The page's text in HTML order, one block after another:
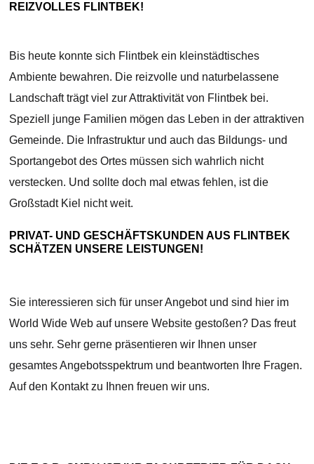
REIZVOLLES FLINTBEK!
Bis heute konnte sich Flintbek ein kleinstädtisches
Ambiente bewahren. Die reizvolle und naturbelassene
Landschaft trägt viel zur Attraktivität von Flintbek bei.
Speziell junge Familien mögen das Leben in der attraktiven
Gemeinde. Die Infrastruktur und auch das Bildungs- und
Sportangebot des Ortes müssen sich wahrlich nicht
verstecken. Und sollte doch mal etwas fehlen, ist die
Großstadt Kiel nicht weit.
PRIVAT- UND GESCHÄFTSKUNDEN AUS FLINTBEK
SCHÄTZEN UNSERE LEISTUNGEN!
Sie interessieren sich für unser Angebot und sind hier im
World Wide Web auf unsere Website gestoßen? Das freut
uns sehr. Sehr gerne präsentieren wir Ihnen unser
gesamtes Angebotsspektrum und beantworten Ihre Fragen.
Auf den Kontakt zu Ihnen freuen wir uns.